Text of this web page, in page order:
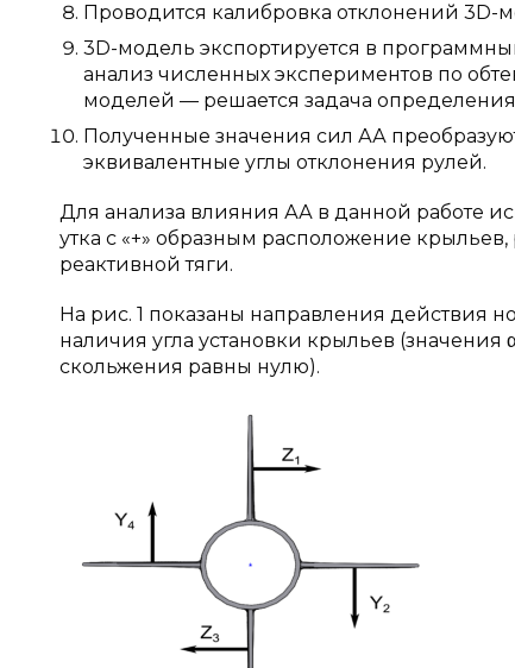
Проводится калибровка отклонений 3D-
3D-модель экспортируется в
анализ численных экспериментов по
моделей — решается задача
Полученные значения сил АА
эквивалентные углы отклонения рулей.
Для анализа влияния АА в данной работе
утка с «+» образным расположение
реактивной тяги.
На рис. 1 показаны направления действия
наличия угла установки крыльев (значения
скольжения равны нулю).